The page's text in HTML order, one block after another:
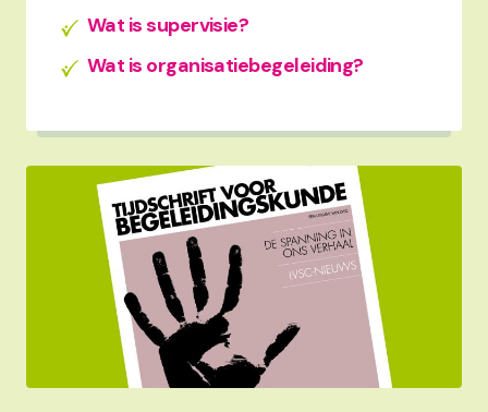
Wat is supervisie?
Wat is organisatiebegeleiding?